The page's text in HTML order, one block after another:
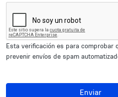
Esta verificación es para comprobar
prevenir envíos de spam
Enviar